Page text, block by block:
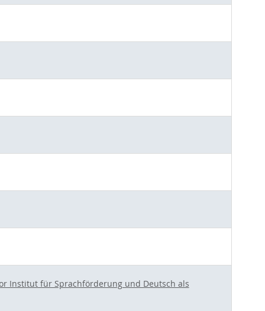
Institut für Sprachförderung und Deutsch als